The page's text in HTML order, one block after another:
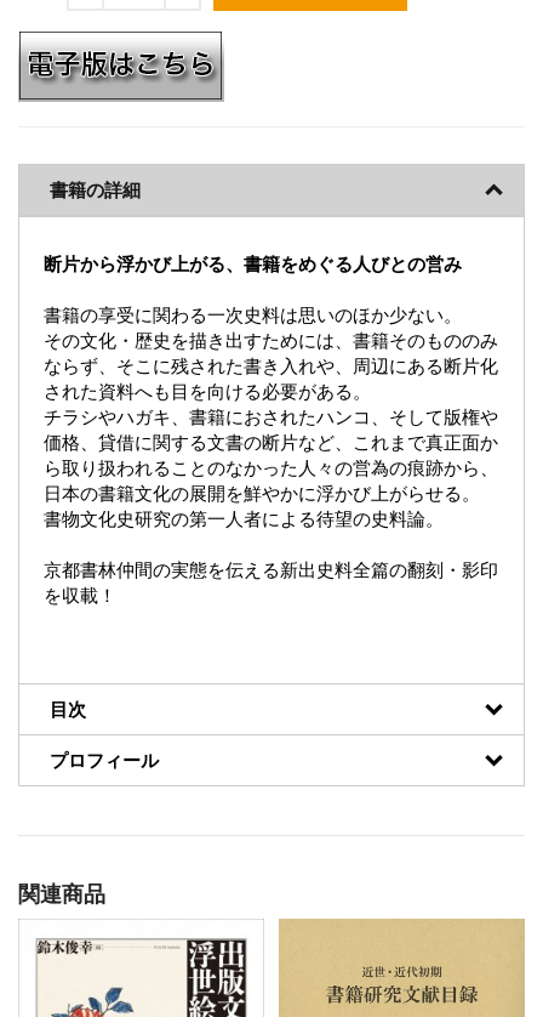
書籍の詳細
断片から浮かび上がる、書籍をめぐる人びとの営み
書籍の享受に関わる一次史料は思いのほか少ない。
その文化・歴史を描き出すためには、書籍そのもののみ
ならず、そこに残された書き入れや、周辺にある断片化
された資料へも目を向ける必要がある。
チラシやハガキ、書籍におされたハンコ、そして版権や
価格、貸借に関する文書の断片など、これまで真正面か
ら取り扱われることのなかった人々の営為の痕跡から、
日本の書籍文化の展開を鮮やかに浮かび上がらせる。
書物文化史研究の第一人者による待望の史料論。
京都書林仲間の実態を伝える新出史料全篇の翻刻・影印
を収載！
目次
プロフィール
関連商品